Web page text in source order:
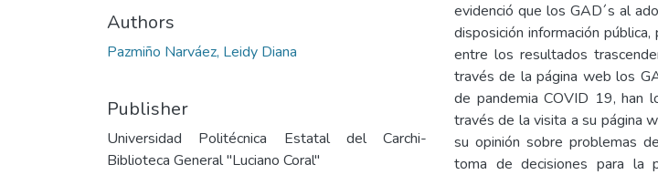
Authors
Pazmiño Narváez, Leidy Diana
Publisher
Universidad Politécnica Estatal del Carchi-
Biblioteca General "Luciano Coral"
evidenció que los GAD´s al
disposición información
entre los resultados
través de la página web los
de pandemia COVID 19, han
través de la visita a su página
su opinión sobre problemas
toma de decisiones para la